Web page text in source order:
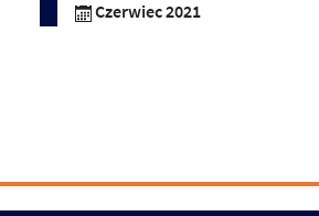
Czerwiec 2021